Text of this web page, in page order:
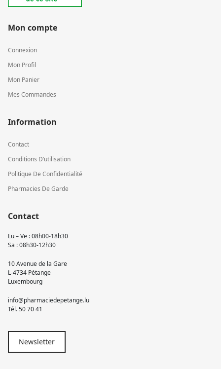
Mon compte
Connexion
Mon Profil
Mon Panier
Mes Commandes
Information
Contact
Conditions D’utilisation
Politique De Confidentialité
Pharmacies De Garde
Contact
Lu – Ve : 08h00-18h30
Sa : 08h30-12h30
10 Avenue de la Gare
L-4734 Pétange
Luxembourg
info@pharmaciedepetange.lu
Tél.50 70 41
Newsletter